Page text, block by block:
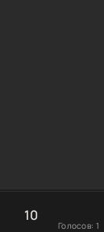
10
Голосов: 1